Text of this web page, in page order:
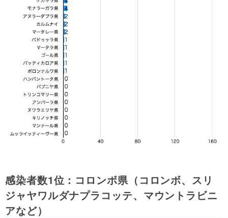
感染者数1位：コロンボ県（コロンボ、スリ
ジャヤワルダナプラコッテ、マウントラビニ
アなど）